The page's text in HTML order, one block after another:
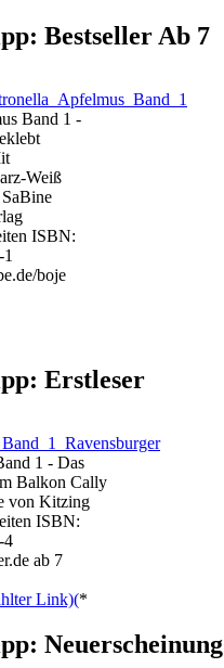
Bestseller Ab 7
Band 1 -
Weiß
ISBN:
boje
Erstleser
1 - Das
Balkon Cally
von Kitzing
ISBN:
4
ab 7
Link)(*
Neuerscheinung